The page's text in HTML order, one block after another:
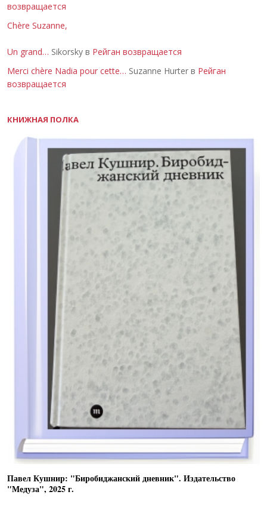
возвращается
Chère Suzanne,
Un grand… Sikorsky в Рейган возвращается
Merci chère Nadia pour cette… Suzanne Hurter в Рейган
возвращается
КНИЖНАЯ ПОЛКА
Павел Кушнир: "Биробиджанский дневник". Издательство
"Медуза", 2025 г.